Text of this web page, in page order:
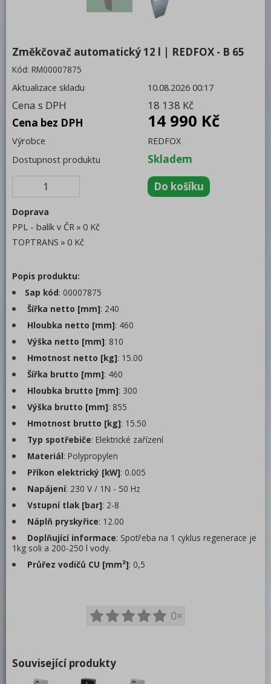
Nerezový program
Stolní zařízení
Příprava masa a zeleniny
Pizza program
Konvektomaty
Trouby pro rychlou přípravu
Šokery
Mycí program
Změkčovače
Manuální
Automatické
Testry
Náplně (Katex, sůl)
Distribuce jídel, gastronádoby
Barové zařízení, kávovary
REDFOX
Změkčovač automatický 12 l | REDFOX - B 65
Kód: RM00007875
Aktualizace skladu
10.08.2026 00:17
Cena s DPH
18 138 Kč
Cena bez DPH
14 990 Kč
Výrobce
REDFOX
Dostupnost produktu
Skladem
Doprava
PPL - balík v ČR
0 Kč
TOPTRANS
0 Kč
Popis produktu:
Sap kód: 00007875
Šířka netto [mm]: 240
Hloubka netto [mm]: 460
Výška netto [mm]: 810
Hmotnost netto [kg]: 15.00
Šířka brutto [mm]: 460
Hloubka brutto [mm]: 300
Výška brutto [mm]: 855
Hmotnost brutto [kg]: 15.50
Typ spotřebiče: Elektrické zařízení
Materiál: Polypropylen
Příkon elektrický [kW]: 0.005
Napájení: 230 V / 1N - 50 Hz
Vstupní tlak [bar]: 2-8
Náplň pryskyřice: 12.00
Doplňující informace: Spotřeba na 1 cyklus regenerace je
1kg soli a 200-250 l vody.
Průřez vodičů CU [mm²]: 0,5
0×
Související produkty